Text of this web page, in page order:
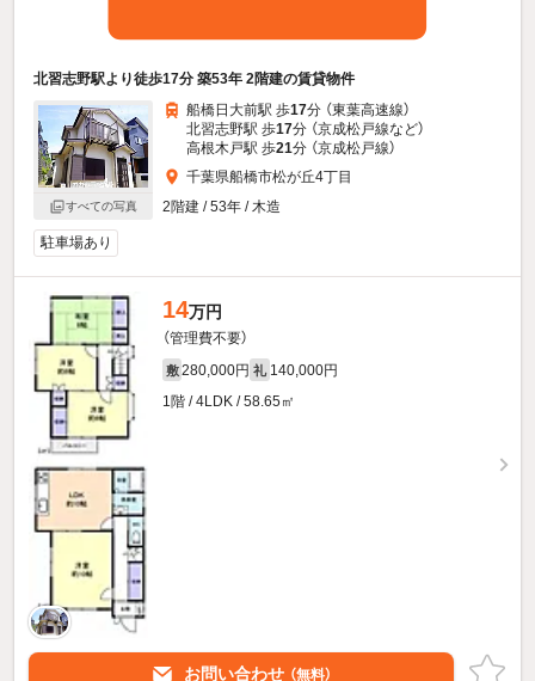
北習志野駅より徒歩17分 築53年 2階建の賃貸物件
すべての写真
船橋日大前駅 歩17分 （東葉高速線）
北習志野駅 歩17分 （京成松戸線など）
高根木戸駅 歩21分 （京成松戸線）
千葉県船橋市松が丘4丁目
2階建 / 53年 / 木造
駐車場あり
14万円
（管理費不要）
敷 280,000円 礼 140,000円
1階 / 4LDK / 58.65㎡
お問い合わせ （無料）